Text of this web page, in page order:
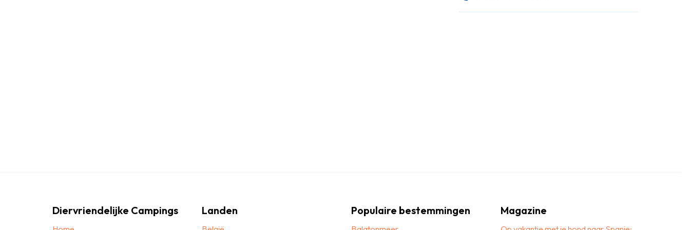
Diervriendelijke Campings Landen Populaire bestemmingen Magazine